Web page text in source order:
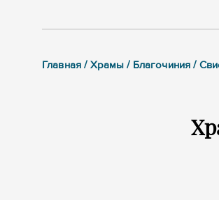
Главная / Храмы / Благочиния /